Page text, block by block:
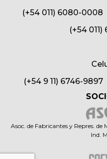
(+54 011) 6080-
(+54
(+54 9 11) 6746-
Asoc. de Fabricantes y Repres.
Ind.